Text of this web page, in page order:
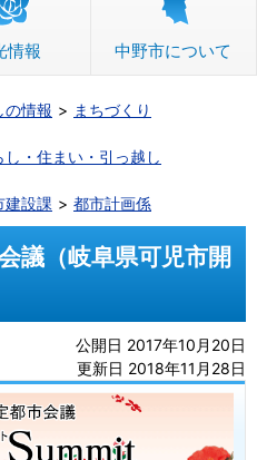
情報 中野市について
の情報
まちづくり
し・住まい・引っ越し
建設課 都市計画係
議（岐阜県可児市開
公開日 2017年10月20日
更新日 2018年11月28日